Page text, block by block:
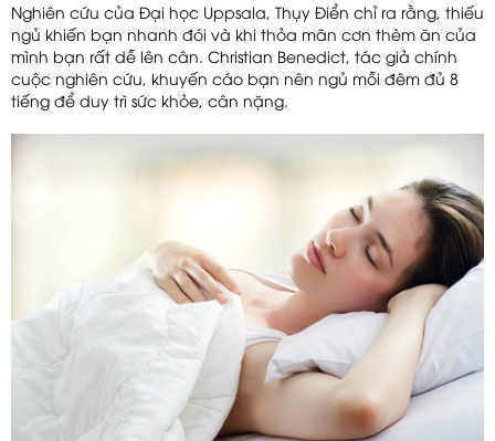
Nghiên cứu của Đại học Uppsala, Thụy Điển chỉ ra rằng, thiếu
ngủ khiến bạn nhanh đói và khi thỏa mãn cơn thèm ăn của
mình bạn rất dễ lên cân. Christian Benedict, tác giả chính
cuộc nghiên cứu, khuyến cáo bạn nên ngủ mỗi đêm đủ 8
tiếng để duy trì sức khỏe, cân nặng.